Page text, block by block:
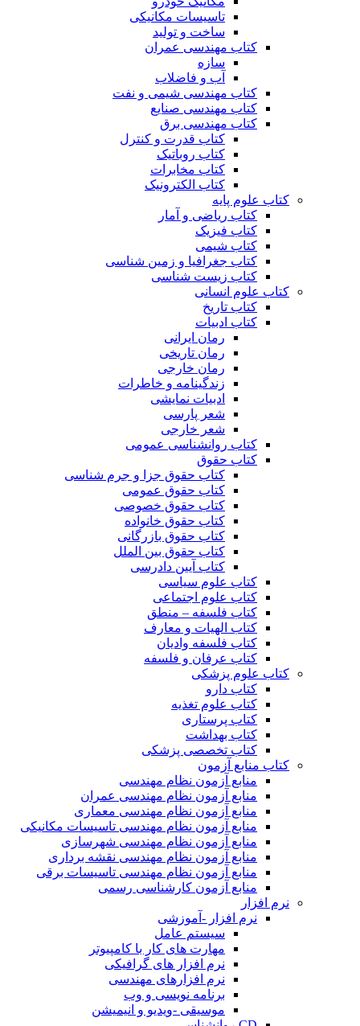
تاسیسات مکانیکی
ساخت و تولید
کتاب مهندسی عمران
سازه
آب و فاضلاب
کتاب مهندسی شیمی و نفت
کتاب مهندسی صنایع
کتاب مهندسی برق
کتاب قدرت و کنترل
کتاب روباتیک
کتاب مخابرات
کتاب الکترونیک
کتاب علوم پایه
کتاب ریاضی و آمار
کتاب فیزیک
کتاب شیمی
کتاب جغرافیا و زمین شناسی
کتاب زیست شناسی
کتاب علوم انسانی
کتاب تاریخ
کتاب ادبیات
رمان ایرانی
رمان تاریخی
رمان خارجی
زندگینامه و خاطرات
ادبیات نمایشی
شعر پارسی
شعر خارجی
کتاب روانشناسی عمومی
کتاب حقوق
کتاب حقوق جزا و جرم شناسی
کتاب حقوق عمومی
کتاب حقوق خصوصی
کتاب حقوق خانواده
کتاب حقوق بازرگانی
کتاب حقوق بین الملل
کتاب آیین دادرسی
کتاب علوم سیاسی
کتاب علوم اجتماعی
کتاب فلسفه – منطق
کتاب الهیات و معارف
کتاب فلسفه وادیان
کتاب عرفان و فلسفه
کتاب علوم پزشکی
کتاب دارو
کتاب علوم تغذیه
کتاب پرستاری
کتاب بهداشت
کتاب تخصصی پزشکی
کتاب منابع آزمون
منابع آزمون نظام مهندسی
منابع آزمون نظام مهندسی عمران
منابع آزمون نظام مهندسی معماری
منابع آزمون نظام مهندسی تاسیسات مکانیکی
منابع آزمون نظام مهندسی شهرسازی
منابع آزمون نظام مهندسی نقشه برداری
منابع آزمون نظام مهندسی تاسیسات برقی
منابع آزمون کارشناسی رسمی
نرم افزار
نرم افزار -آموزشی
سیستم عامل
مهارت های کار با کامپیوتر
نرم افزار های گرافیکی
نرم افزارهای مهندسی
برنامه نویسی و وب
موسیقی -ویدیو و انیمیشن